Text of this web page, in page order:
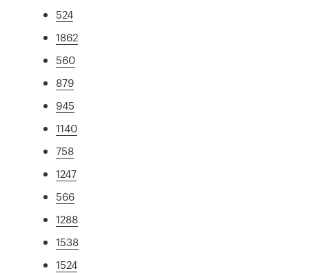
524
1862
560
879
945
1140
758
1247
566
1288
1538
1524